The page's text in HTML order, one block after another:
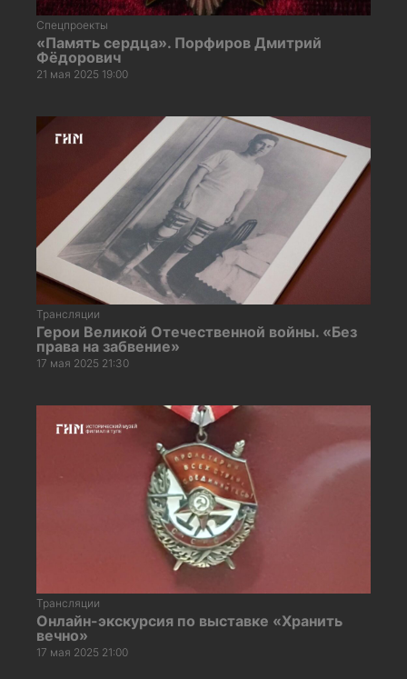
Спецпроекты
«Память сердца». Порфиров Дмитрий
Фёдорович
21 мая 2025 19:00
Трансляции
Герои Великой Отечественной войны. «Без
права на забвение»
17 мая 2025 21:30
Трансляции
Онлайн-экскурсия по выставке «Хранить
вечно»
17 мая 2025 21:00